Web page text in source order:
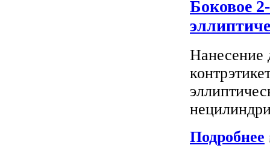
Боковое
Нанесение
Подробнее